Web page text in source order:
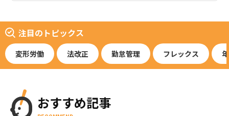
注目のトピックス
変形労働 法改正 勤怠管理 フレックス
おすすめ記事